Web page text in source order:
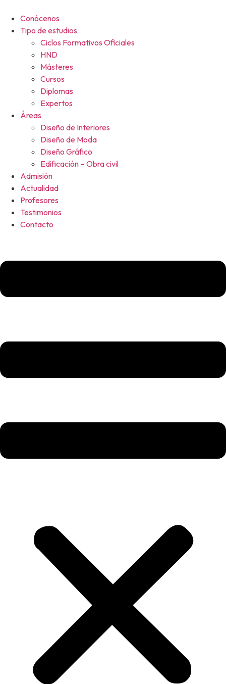
contenido
Conócenos
Tipo de estudios
Ciclos Formativos Oficiales
HND
Másteres
Cursos
Diplomas
Expertos
Áreas
Diseño de Interiores
Diseño de Moda
Diseño Gráfico
Edificación – Obra civil
Admisión
Actualidad
Profesores
Testimonios
Contacto